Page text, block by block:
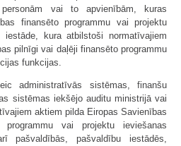
vai to apvienībām, kuras
finansēto programmu vai projektu
kura atbilstoši normatīvajiem
pilnīgi vai daļēji finansēto programmu
funkcijas.
administratīvās sistēmas, finanšu
sistēmas iekšējo auditu ministrijā vai
aktiem pilda Eiropas Savienības
vai projektu ieviešanas
pašvaldībās, pašvaldību iestādēs,